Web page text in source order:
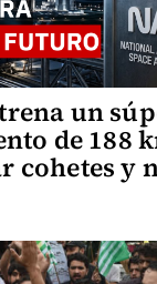
un
de 188
cohetes y